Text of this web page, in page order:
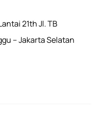
21th Jl. TB
– Jakarta Selatan